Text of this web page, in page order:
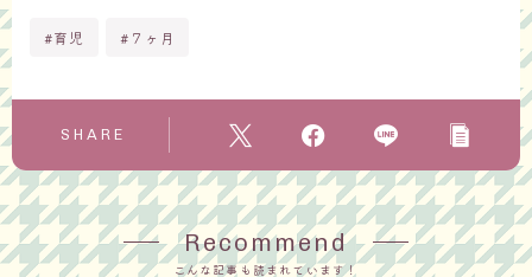
#育児 #７ヶ月
SHARE
Recommend
こんな記事も読まれています！